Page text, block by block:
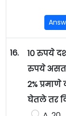
16.
10 रुपये
रुपये
2%
घेतले तर